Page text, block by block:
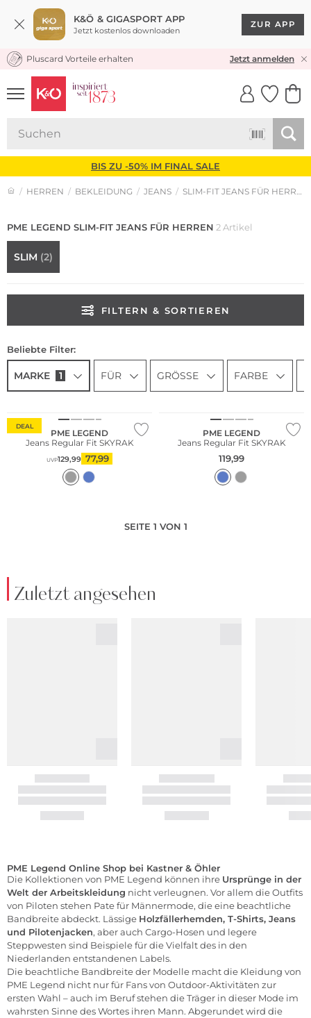
K&Ö & GIGASPORT APP
Jetzt kostenlos downloaden
ZUR APP
KOSTENLOSER VERSAND* & RÜCKVERSAND
Pluscard Vorteile erhalten Jetzt anmelden
UNSERE APP
CLICK &
BIS ZU -50% IM FINAL SALE
HERREN BEKLEIDUNG JEANS SLIM-FIT JEANS FÜR HERREN
PME LEGEND SLIM-FIT JEANS FÜR HERREN 2 Artikel
SLIM (2)
FILTERN & SORTIEREN
Beliebte Filter:
MARKE 1 FÜR GRÖSSE FARBE
DEAL
PME LEGEND
Jeans Regular Fit SKYRAK
UVP129,99 77,99
PME LEGEND
Jeans Regular Fit SKYRAK
119,99
SEITE 1 VON 1
Zuletzt angesehen
PME Legend Online Shop bei Kastner & Öhler
Die Kollektionen von PME Legend können ihre Ursprünge in der
Welt der Arbeitskleidung nicht verleugnen. Vor allem die Outfits
von Piloten stehen Pate für Männermode, die eine beachtliche
Bandbreite abdeckt. Lässige Holzfällerhemden, T-Shirts, Jeans
und Pilotenjacken, aber auch Cargo-Hosen und legere
Steppwesten sind Beispiele für die Vielfalt des in den
Niederlanden entstandenen Labels.
Die beachtliche Bandbreite der Modelle macht die Kleidung von
PME Legend nicht nur für Fans von Outdoor-Aktivitäten zur
ersten Wahl – auch im Beruf stehen die Träger in dieser Mode im
wahrsten Sinne des Wortes ihren Mann. Abgerundet wird die